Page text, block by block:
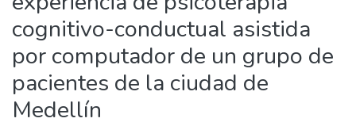
cognitivo-conductual asistida
por computador de un grupo de
pacientes de la ciudad de
Medellín